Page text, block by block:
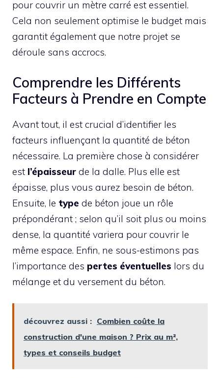
pour couvrir un mètre carré est essentiel.
Cela non seulement optimise le budget mais
garantit également que notre projet se
déroule sans accrocs.
Comprendre les Différents
Facteurs à Prendre en Compte
Avant tout, il est crucial d’identifier les
facteurs influençant la quantité de béton
nécessaire. La première chose à considérer
est l’épaisseur de la dalle. Plus elle est
épaisse, plus vous aurez besoin de béton.
Ensuite, le type de béton joue un rôle
prépondérant ; selon qu’il soit plus ou moins
dense, la quantité variera pour couvrir le
même espace. Enfin, ne sous-estimons pas
l’importance des pertes éventuelles lors du
mélange et du versement du béton.
découvrez aussi : Combien coûte la
construction d'une maison ? Prix au m²,
types et conseils budget